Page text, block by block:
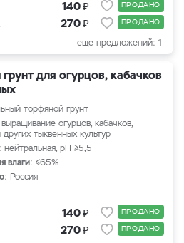
140₽ ПРОДАНО
270₽ ПРОДАНО
еще предложений: 1
для огурцов, кабачков
торфяной грунт
огурцов, кабачков,
тыквенных культур
: нейтральная, рН ≥5,5
влаги: ≤65%
: Россия
140₽ ПРОДАНО
270₽ ПРОДАНО